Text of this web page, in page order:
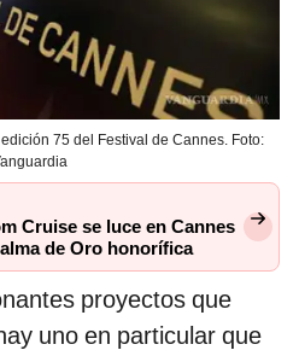
75 del Festival de Cannes. Foto:
Cruise se luce en Cannes
de Oro honorífica
proyectos que
uno en particular que